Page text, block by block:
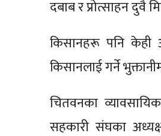
दबाब र प्रोत्साहन दुवै
किसानहरू पनि केही
किसानलाई गर्ने
चितवनका
सहकारी संघका